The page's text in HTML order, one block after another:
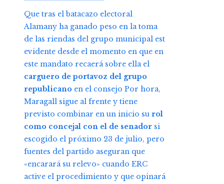
Que tras el batacazo electoral
Alamany ha ganado peso en la toma
de las riendas del grupo municipal est
evidente desde el momento en que en
este mandato recaerá sobre ella el
carguero de portavoz del grupo
republicano en el consejo Por hora,
Maragall sigue al frente y tiene
previsto combinar en un inicio su rol
como concejal con el de senador si
escogido el próximo 23 de julio, pero
fuentes del partido aseguran que
«encarará su relevo» cuando ERC
active el procedimiento y que opinará